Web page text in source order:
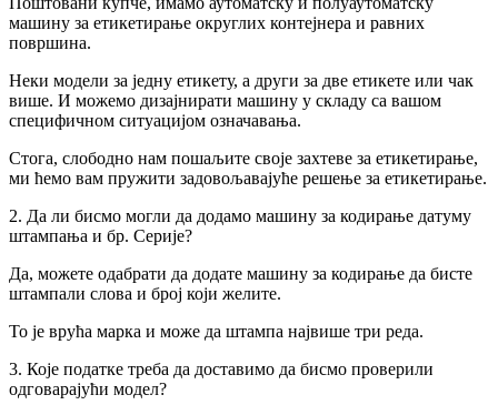
машину за етикетирање округлих контејнера и равних
површина.
Неки модели за једну етикету, а други за две етикете или чак
више. И можемо дизајнирати машину у складу са вашом
специфичном ситуацијом означавања.
Стога, слободно нам пошаљите своје захтеве за етикетирање,
ми ћемо вам пружити задовољавајуће решење за етикетирање.
2. Да ли бисмо могли да додамо машину за кодирање датуму
штампања и бр. Серије?
Да, можете одабрати да додате машину за кодирање да бисте
штампали слова и број који желите.
То је врућа марка и може да штампа највише три реда.
3. Које податке треба да доставимо да бисмо проверили
одговарајући модел?